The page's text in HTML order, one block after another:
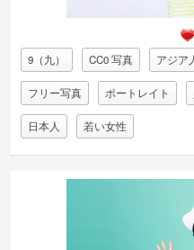
9（九） CC0 写真 アジア
フリー写真 ポートレイト
日本人 若い女性